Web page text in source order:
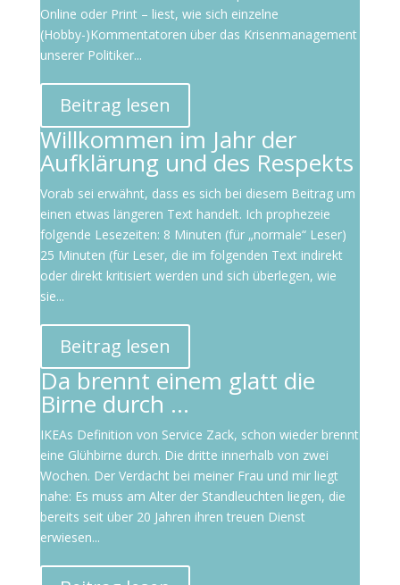
Online oder Print – liest, wie sich einzelne
(Hobby-)Kommentatoren über das Krisenmanagement
unserer Politiker...
Beitrag lesen
Willkommen im Jahr der
Aufklärung und des Respekts
Vorab sei erwähnt, dass es sich bei diesem Beitrag um
einen etwas längeren Text handelt. Ich prophezeie
folgende Lesezeiten: 8 Minuten (für „normale“ Leser)
25 Minuten (für Leser, die im folgenden Text indirekt
oder direkt kritisiert werden und sich überlegen, wie
sie...
Beitrag lesen
Da brennt einem glatt die
Birne durch …
IKEAs Definition von Service Zack, schon wieder brennt
eine Glühbirne durch. Die dritte innerhalb von zwei
Wochen. Der Verdacht bei meiner Frau und mir liegt
nahe: Es muss am Alter der Standleuchten liegen, die
bereits seit über 20 Jahren ihren treuen Dienst
erwiesen...